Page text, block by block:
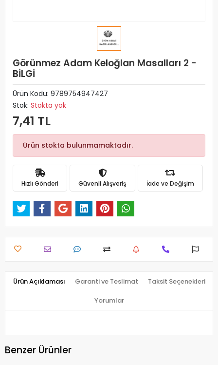
Görünmez Adam Keloğlan Masalları 2 -
BİLGİ
Ürün Kodu: 9789754947427
Stok: Stokta yok
7,41 TL
Ürün stokta bulunmamaktadır.
Hızlı Gönderi Güvenli Alışveriş İade ve Değişim
Ürün Açıklaması Garanti ve Teslimat Taksit Seçenekleri
Yorumlar
Benzer Ürünler